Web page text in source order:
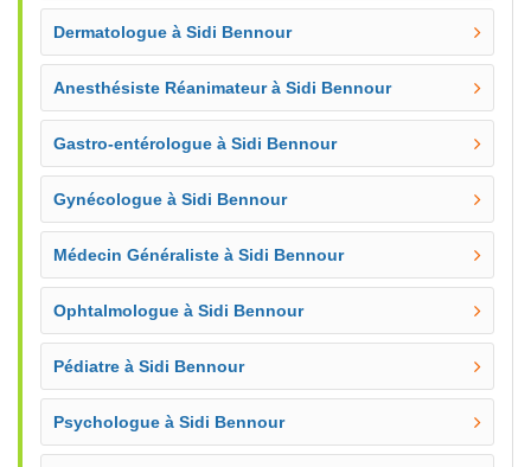
Dermatologue à Sidi Bennour
Anesthésiste Réanimateur à Sidi Bennour
Gastro-entérologue à Sidi Bennour
Gynécologue à Sidi Bennour
Médecin Généraliste à Sidi Bennour
Ophtalmologue à Sidi Bennour
Pédiatre à Sidi Bennour
Psychologue à Sidi Bennour